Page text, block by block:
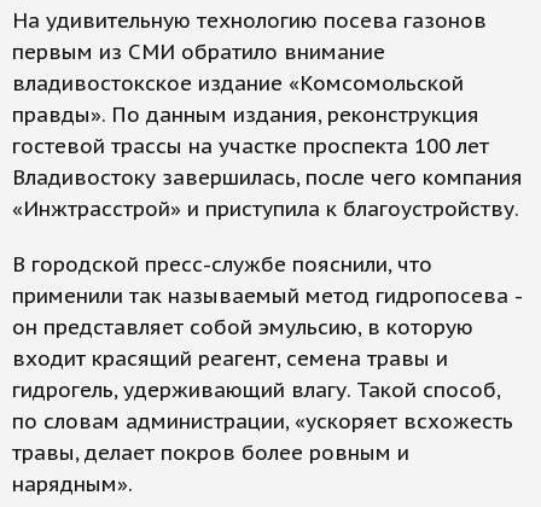
На удивительную технологию посева газонов
первым из СМИ обратило внимание
владивостокское издание «Комсомольской
правды». По данным издания, реконструкция
гостевой трассы на участке проспекта 100 лет
Владивостоку завершилась, после чего компания
«Инжтрасстрой» и приступила к благоустройству.
В городской пресс-службе пояснили, что
применили так называемый метод гидропосева -
он представляет собой эмульсию, в которую
входит красящий реагент, семена травы и
гидрогель, удерживающий влагу. Такой способ,
по словам администрации, «ускоряет всхожесть
травы, делает покров более ровным и
нарядным».